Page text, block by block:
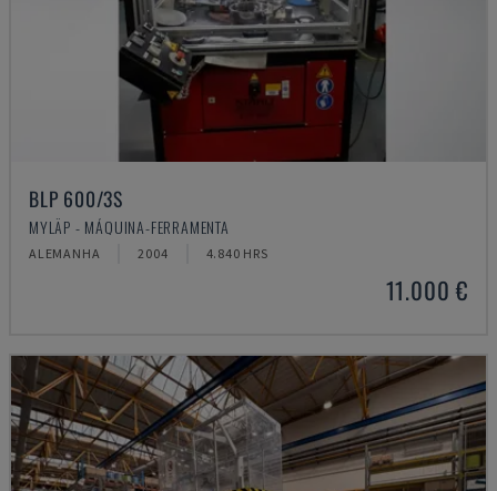
BLP 600/3S
MYLÄP - MÁQUINA-FERRAMENTA
ALEMANHA 2004 4.840 HRS
11.000 €